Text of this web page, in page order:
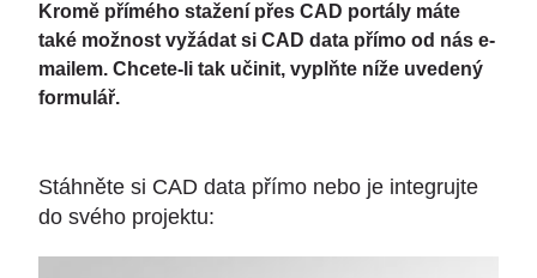
Kromě přímého stažení přes CAD portály máte
také možnost vyžádat si CAD data přímo od nás e-
mailem. Chcete-li tak učinit, vyplňte níže uvedený
formulář.
Stáhněte si CAD data přímo nebo je integrujte
do svého projektu: